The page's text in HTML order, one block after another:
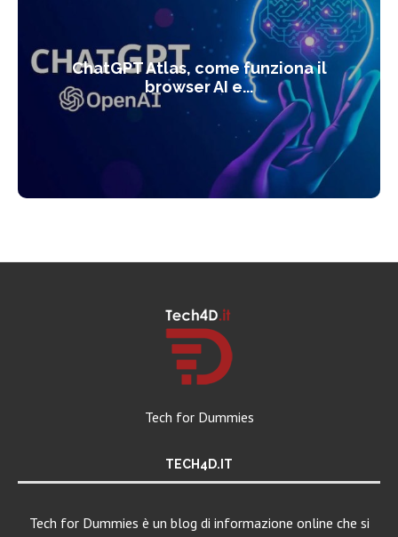
ChatGPT Atlas, come funziona il
browser AI e...
Tech for Dummies
TECH4D.IT
Tech for Dummies è un blog di informazione online che si